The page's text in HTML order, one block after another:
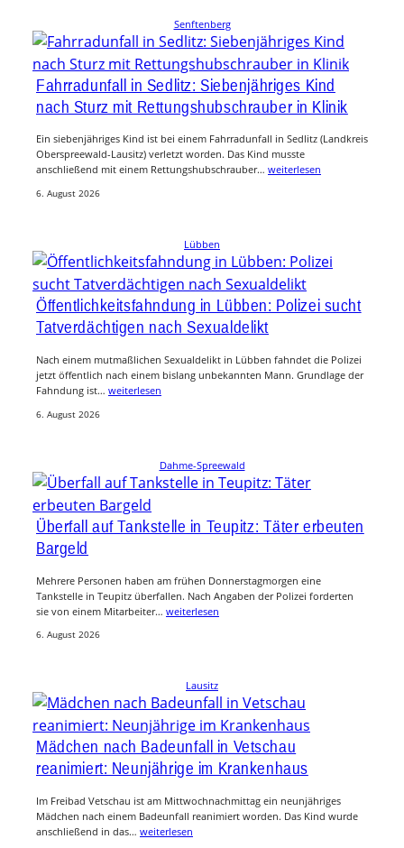
Senftenberg
Fahrradunfall in Sedlitz: Siebenjähriges Kind
nach Sturz mit Rettungshubschrauber in Klinik
Ein siebenjähriges Kind ist bei einem Fahrradunfall in Sedlitz (Landkreis
Oberspreewald-Lausitz) verletzt worden. Das Kind musste
anschließend mit einem Rettungshubschrauber… weiterlesen
6. August 2026
Lübben
Öffentlichkeitsfahndung in Lübben: Polizei sucht
Tatverdächtigen nach Sexualdelikt
Nach einem mutmaßlichen Sexualdelikt in Lübben fahndet die Polizei
jetzt öffentlich nach einem bislang unbekannten Mann. Grundlage der
Fahndung ist… weiterlesen
6. August 2026
Dahme-Spreewald
Überfall auf Tankstelle in Teupitz: Täter erbeuten
Bargeld
Mehrere Personen haben am frühen Donnerstagmorgen eine
Tankstelle in Teupitz überfallen. Nach Angaben der Polizei forderten
sie von einem Mitarbeiter… weiterlesen
6. August 2026
Lausitz
Mädchen nach Badeunfall in Vetschau
reanimiert: Neunjährige im Krankenhaus
Im Freibad Vetschau ist am Mittwochnachmittag ein neunjähriges
Mädchen nach einem Badeunfall reanimiert worden. Das Kind wurde
anschließend in das… weiterlesen